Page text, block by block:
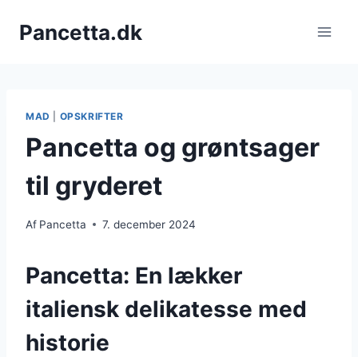
Pancetta.dk
MAD OPSKRIFTER
Pancetta og grøntsager
til gryderet
Af Pancetta 7. december 2024
Pancetta: En lækker
italiensk delikatesse med
historie